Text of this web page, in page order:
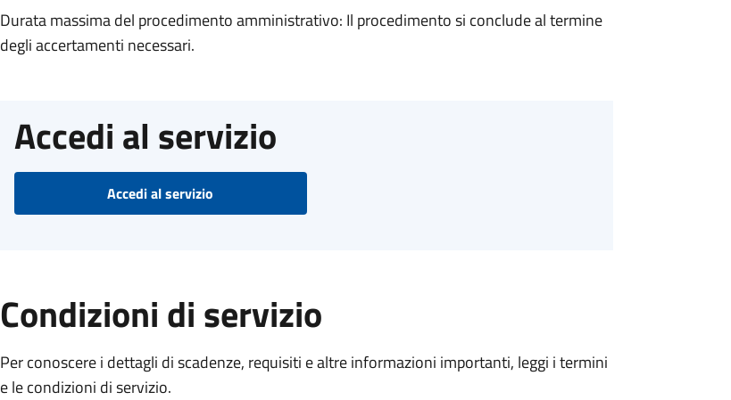
Durata massima del procedimento amministrativo: Il procedimento si conclude al termine
degli accertamenti necessari.
Accedi al servizio
Accedi al servizio
Condizioni di servizio
Per conoscere i dettagli di scadenze, requisiti e altre informazioni importanti, leggi i termini
e le condizioni di servizio.